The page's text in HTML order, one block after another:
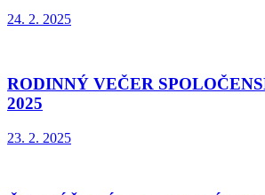
24. 2. 2025
RODINNÝ VEČER
2025
23. 2. 2025